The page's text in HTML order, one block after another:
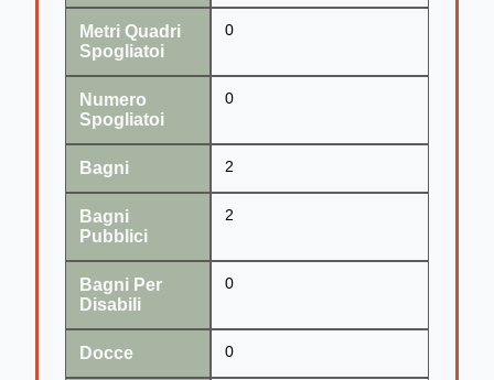
Metri Quadri
Spogliatoi
0
Numero
Spogliatoi
0
Bagni 2
Bagni
Pubblici
2
Bagni Per
Disabili
0
Docce 0